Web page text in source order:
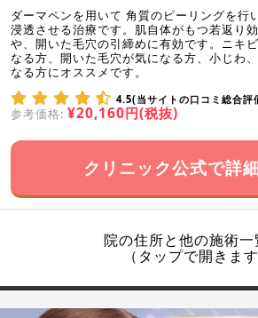
ダーマペンを用いて 角質のピーリングを行
浸透させる治療です。肌自体がもつ若返り
や、開いた毛穴の引締めに有効です。ニキ
なる方、開いた毛穴が気になる方、小じわ
なる方にオススメです。
4.5(当サイトの口コミ総合評
参考価格: ¥20,160円(税抜)
クリニック公式で詳
院の住所と他の施術
（タップで開きます